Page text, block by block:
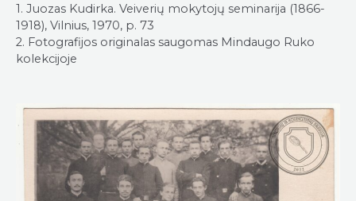
1. Juozas Kudirka. Veiverių mokytojų seminarija (1866-
1918), Vilnius, 1970, p. 73
2. Fotografijos originalas saugomas Mindaugo Ruko
kolekcijoje